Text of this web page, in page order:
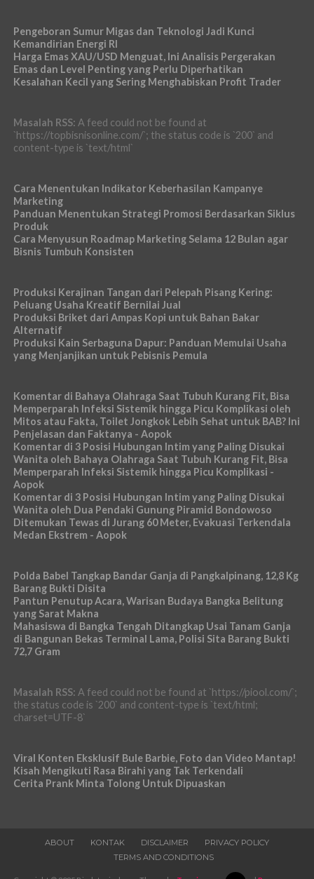
Pengeboran Sumur Migas dan Teknologi Jadi Kunci
Kemandirian Energi RI
Harga Emas XAU/USD Menguat, Ini Analisis Pergerakan
Emas dan Level Penting yang Perlu Diperhatikan
Kesalahan Kecil yang Sering Menghabiskan Profit Trader
Masalah RSS: A feed could not be found at
`https://topbisnisonline.com/`; the status code is `200` and
content-type is `text/html`
Cara Menentukan Indikator Keberhasilan Kampanye
Marketing
Panduan Menentukan Strategi Promosi Berdasarkan Siklus
Produk
Cara Menyusun Roadmap Marketing Selama 12 Bulan agar
Bisnis Tumbuh Konsisten
Produksi Kerajinan Tangan dari Pelepah Pisang Kering:
Peluang Usaha Kreatif Bernilai Jual
Produksi Briket dari Ampas Kopi untuk Bahan Bakar
Alternatif
Produksi Kain Serbaguna Dapur: Panduan Memulai Usaha
yang Menjanjikan untuk Pebisnis Pemula
Komentar di Bahaya Olahraga Saat Tubuh Kurang Fit, Bisa
Memperparah Infeksi Sistemik hingga Picu Komplikasi oleh
Mitos atau Fakta, Toilet Jongkok Lebih Sehat untuk BAB? Ini
Penjelasan dan Faktanya - Aopok
Komentar di 3 Posisi Hubungan Intim yang Paling Disukai
Wanita oleh Bahaya Olahraga Saat Tubuh Kurang Fit, Bisa
Memperparah Infeksi Sistemik hingga Picu Komplikasi -
Aopok
Komentar di 3 Posisi Hubungan Intim yang Paling Disukai
Wanita oleh Dua Pendaki Gunung Piramid Bondowoso
Ditemukan Tewas di Jurang 60 Meter, Evakuasi Terkendala
Medan Ekstrem - Aopok
Polda Babel Tangkap Bandar Ganja di Pangkalpinang, 12,8 Kg
Barang Bukti Disita
Pantun Penutup Acara, Warisan Budaya Bangka Belitung
yang Sarat Makna
Mahasiswa di Bangka Tengah Ditangkap Usai Tanam Ganja
di Bangunan Bekas Terminal Lama, Polisi Sita Barang Bukti
72,7 Gram
Masalah RSS: A feed could not be found at `https://piool.com/`;
the status code is `200` and content-type is `text/html;
charset=UTF-8`
Viral Konten Eksklusif Bule Barbie, Foto dan Video Mantap!
Kisah Mengikuti Rasa Birahi yang Tak Terkendali
Cerita Prank Minta Tolong Untuk Dipuaskan
ABOUT KONTAK DISCLAIMER
PRIVACY POLICY
TERMS AND CONDITIONS